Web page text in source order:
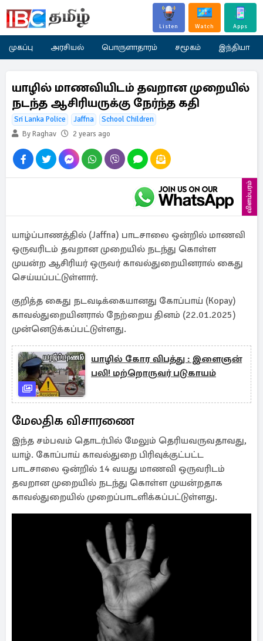
Listen Watch Apps
முகப்பு அரசியல் பொருளாதாரம் சமூகம் இந்தியா
யாழில் மாணவியிடம் தவறான முறையில்
நடந்த ஆசிரியருக்கு நேர்ந்த கதி
Sri Lanka Police Jaffna
School Children
By Raghav
2 years ago
விளம்பரம்
யாழ்ப்பாணத்தில் (Jaffna) பாடசாலை ஒன்றில் மாணவி
ஒருவரிடம் தவறான முறையில் நடந்து கொள்ள
முயன்ற ஆசிரியர் ஒருவர் காவல்துறையினரால் கைது
செய்யப்பட்டுள்ளார்.
குறித்த கைது நடவடிக்கையானது கோப்பாய் (Kopay)
காவல்துறையினரால் நேற்றைய தினம் (22.01.2025)
முன்னெடுக்கப்பட்டுள்ளது.
யாழில் கோர விபத்து : இளைஞன்
பலி! மற்றொருவர் படுகாயம்
மேலதிக விசாரணை
இந்த சம்பவம் தொடர்பில் மேலும் தெரியவருவதாவது,
யாழ். கோப்பாய் காவல்துறை பிரிவுக்குட்பட்ட
பாடசாலை ஒன்றில் 14 வயது மாணவி ஒருவரிடம்
தவறான முறையில் நடந்து கொள்ள முயன்றதாக
காவல்துறையில் முறைப்பாடளிக்கப்பட்டுள்ளது.